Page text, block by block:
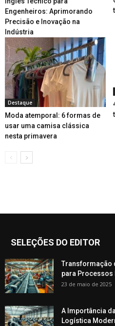
Engenheiros: Aprimorando
Precisão e Inovação na
Indústria
Destaque
Moda atemporal: 6 formas de
usar uma camisa clássica
nesta primavera
SELEÇÕES DO EDITOR
Transformação
para Processos
23 de maio de 2025
A Importância
Logística